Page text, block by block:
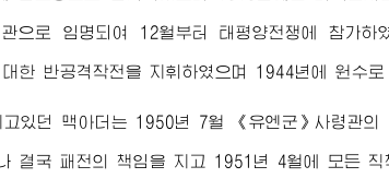
으로 임명되여 12월부터 태평양전쟁에 참가
한 반공격작전을 지휘하였으며 1944년에 원수로
있던 맥아더는 1950년 7월 《유엔군》 사령관의
결국 패전의 책임을 지고 1951년 4월에 모든 직